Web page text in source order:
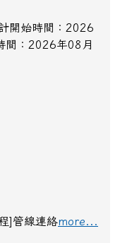
開始時間：2026
間：2026年08月
]管線連絡more...